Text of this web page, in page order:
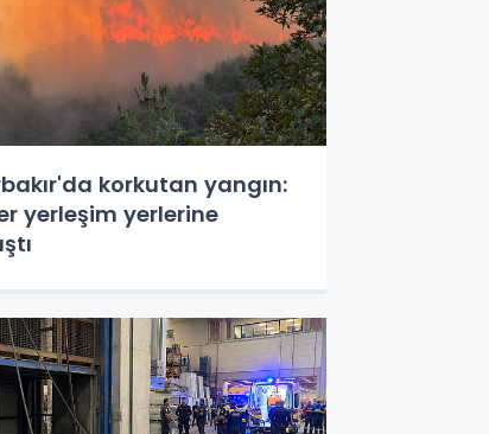
korkutan yangın:
yerleşim yerlerine